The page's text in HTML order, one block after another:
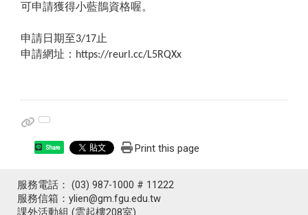
可申請獲得小藍鵲資格喔。
申請日期至3/17止
申請網址： https://reurl.cc/L5RQXx
Share Print this page
服務電話： (03) 987-1000 # 11222
服務信箱：ylien@gm.fgu.edu.tw